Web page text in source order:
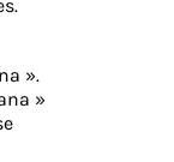
».
»